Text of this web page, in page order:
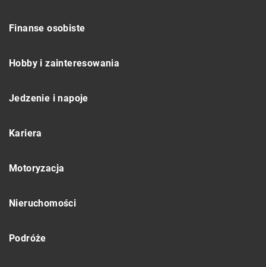
Finanse osobiste
Hobby i zainteresowania
Jedzenie i napoje
Kariera
Motoryzacja
Nieruchomości
Podróże